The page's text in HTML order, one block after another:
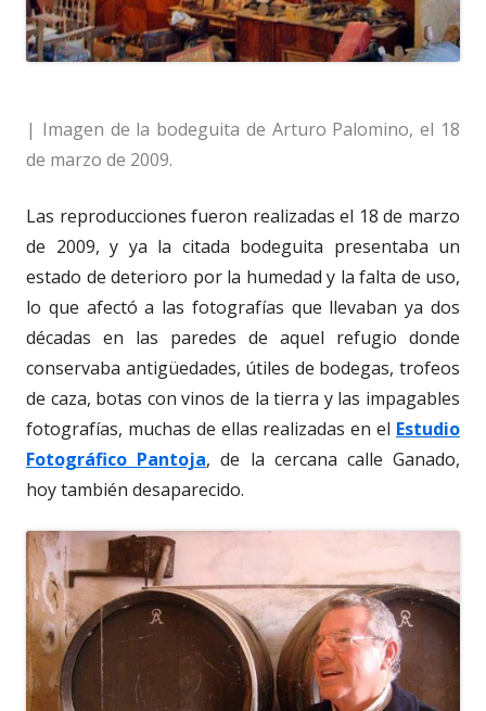
| Imagen de la bodeguita de Arturo Palomino, el 18
de marzo de 2009.
Las reproducciones fueron realizadas el 18 de marzo
de 2009, y ya la citada bodeguita presentaba un
estado de deterioro por la humedad y la falta de uso,
lo que afectó a las fotografías que llevaban ya dos
décadas en las paredes de aquel refugio donde
conservaba antigüedades, útiles de bodegas, trofeos
de caza, botas con vinos de la tierra y las impagables
fotografías, muchas de ellas realizadas en el Estudio
Fotográfico Pantoja, de la cercana calle Ganado,
hoy también desaparecido.